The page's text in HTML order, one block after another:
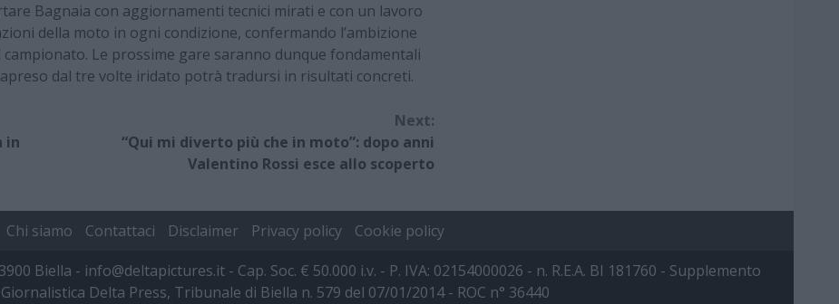
Bagnaia con aggiornamenti tecnici mirati e con un lavoro
della moto in ogni condizione, confermando l’ambizione
Le prossime gare saranno dunque fondamentali
dal tre volte iridato potrà tradursi in risultati concreti.
in
Next:
“Qui mi diverto più che in moto”: dopo anni
Valentino Rossi esce allo scoperto
Chi siamo Contattaci Disclaimer Privacy policy
Cookie policy
Biella - info@deltapictures.it - Cap. Soc. € 50.000 i.v. - P. IVA: 02154000026 - n. R.E.A. BI 181760 - Supplemento
Delta Press, Tribunale di Biella n. 579 del 07/01/2014 - ROC n° 36440